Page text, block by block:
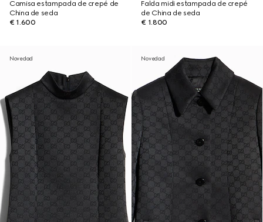
Camisa estampada de crepé de
China de seda
€ 1.600
Falda midi estampada de crepé
de China de seda
€ 1.800
Novedad Novedad